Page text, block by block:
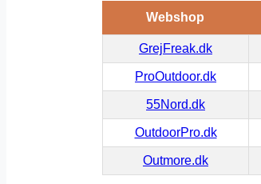
Webshop
GrejFreak.dk
ProOutdoor.dk
55Nord.dk
OutdoorPro.dk
Outmore.dk